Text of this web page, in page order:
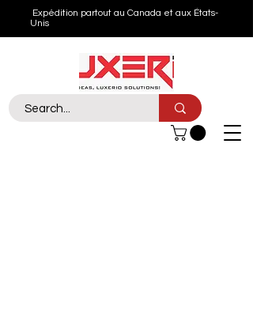
Expédition partout au Canada et aux États-
Unis